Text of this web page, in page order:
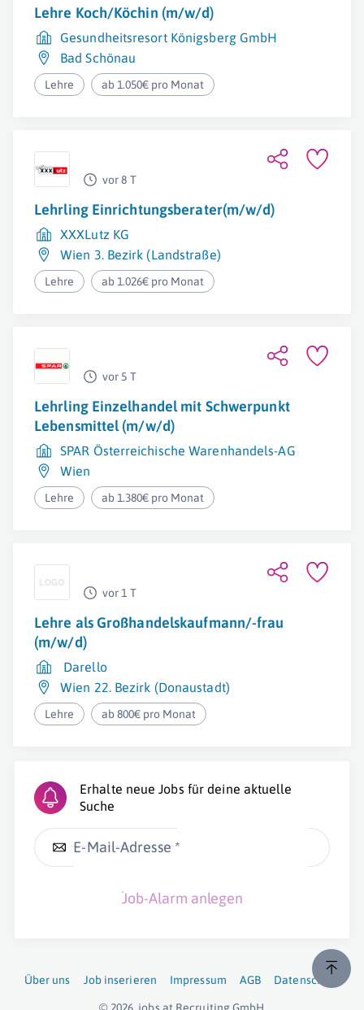
Lehre Koch/Köchin (m/w/d)
Gesundheitsresort Königsberg GmbH
Bad Schönau
Lehre ab 1.050€ pro Monat
vor 8 T
Lehrling Einrichtungsberater(m/w/d)
XXXLutz KG
Wien 3. Bezirk (Landstraße)
Lehre ab 1.026€ pro Monat
vor 5 T
Lehrling Einzelhandel mit Schwerpunkt
Lebensmittel (m/w/d)
SPAR Österreichische Warenhandels-AG
Wien
Lehre ab 1.380€ pro Monat
vor 1 T
Lehre als Großhandelskaufmann/-frau
(m/w/d)
Darello
Wien 22. Bezirk (Donaustadt)
Lehre ab 800€ pro Monat
Erhalte neue Jobs für deine aktuelle
Suche
E-Mail-Adresse *
Job-Alarm anlegen
Über uns Job inserieren Impressum AGB Datenschutz